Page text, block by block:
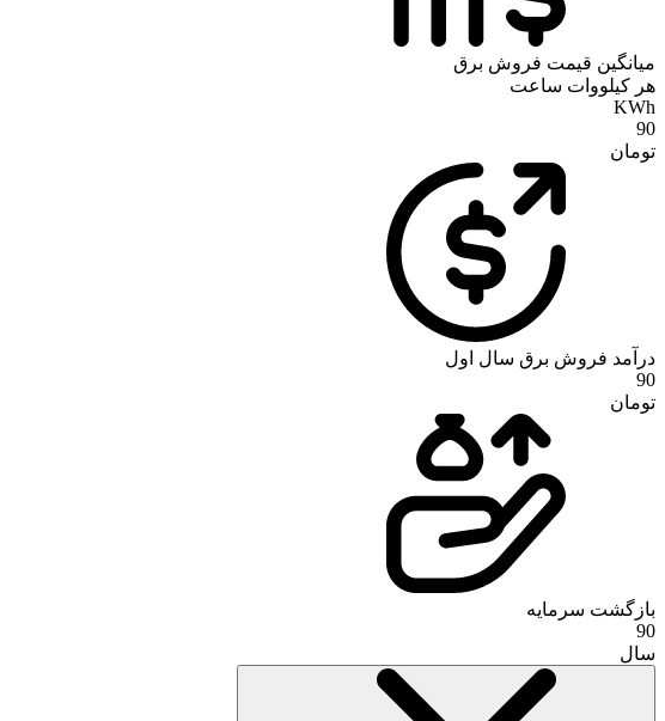
میانگین قیمت فروش برق
هر کیلووات ساعت
KWh
90
تومان
درآمد فروش برق سال اول
90
تومان
بازگشت سرمایه
90
سال